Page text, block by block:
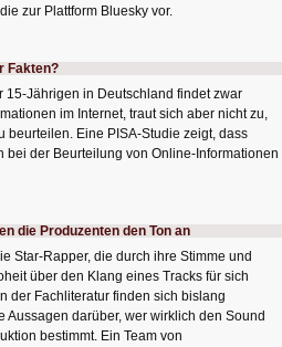
zur Plattform Bluesky vor.
Fakten?
15-Jährigen in Deutschland findet zwar
im Internet, traut sich aber nicht zu,
beurteilen. Eine PISA-Studie zeigt, dass
bei der Beurteilung von Online-Informationen
die Produzenten den Ton an
Star-Rapper, die durch ihre Stimme und
über den Klang eines Tracks für sich
der Fachliteratur finden sich bislang
Aussagen darüber, wer wirklich den Sound
bestimmt. Ein Team von